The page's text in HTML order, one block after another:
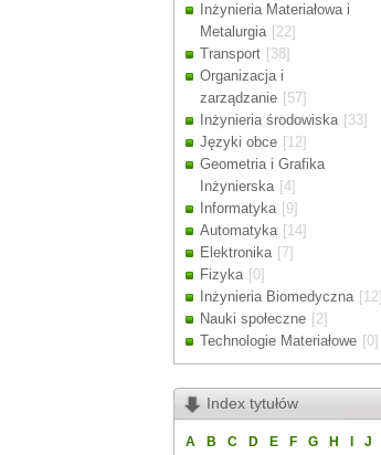
Inżynieria Materiałowa i
Metalurgia [22]
Transport [38]
Organizacja i
zarządzanie [57]
Inżynieria środowiska [33]
Języki obce [12]
Geometria i Grafika
Inżynierska [4]
Informatyka [9]
Automatyka [14]
Elektronika [7]
Fizyka [0]
Inżynieria Biomedyczna [12]
Nauki społeczne [2]
Technologie Materiałowe [0]
Index tytułów
A B C D E F G H
J